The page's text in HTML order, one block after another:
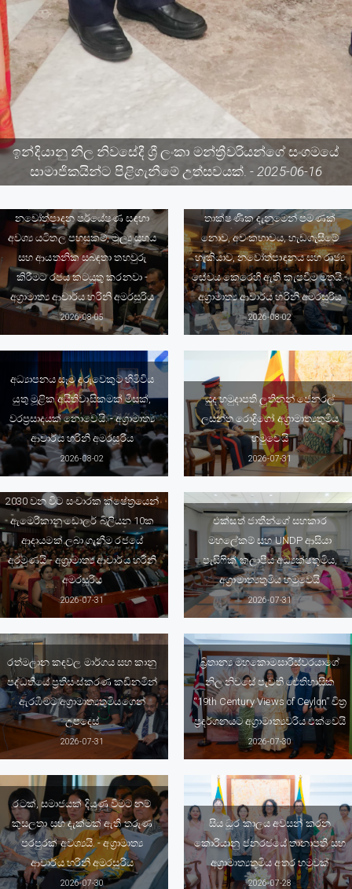
ඉන්දියානු නිල නිවසේදී ශ්‍රී ලංකා මන්ත්‍රීවරියන්ගේ සංගමයේ
සාමාජිකයින්ට පිළිගැනීමේ උත්සවයක්. -2025-06-16
නවෝත්පාදන පර්යේෂණ සඳහා
අවශ්‍ය යටිතල පහසුකම්, මූල්‍ය සහය
සහ ආයතනික සබඳතා තහවුරු
කිරීමට රජය කටයුතු කරනවා -
අග්‍රාමාත්‍ය ආචාර්ය හරිනි අමරසූරිය
2026-08-05
තාක්ෂණික දැනුමෙන් පමණක්
නොව, අවංකභාවය, හැඩගැසීමේ
හැකියාව, නවෝත්පාදනය සහ රාජ්‍ය
සේවය කෙරෙහි ඇති කැපවීම මතයි -
අග්‍රාමාත්‍ය ආචාර්ය හරිනි අමරසූරිය
2026-08-02
අධ්‍යාපනය සෑම දරුවෙකුට හිමිවිය
යුතු මූළික අයිතිවාසිකමක් මිසක්,
වරප්‍රසාදයක් නොවෙයි. - අග්‍රාමාත්‍ය
ආචාර්ය හරිනි අමරසූරිය
2026-08-02
යුද හමුදාපති ලුතිනන් ජෙනරල්
ලසන්ත රොද්‍රිගෝ අග්‍රාමාත්‍යතුමිය
හමුවෙයි
2026-07-31
2030 වන විට සංචාරක ක්ෂේත්‍රයෙන්
ඇමෙරිකානු ඩොලර් බිලියන 10ක
ආදායමක් ලබා ගැනීම රජයේ
අරමුණයි - අග්‍රාමාත්‍ය ආචාර්ය හරිනි
අමරසූරිය
2026-07-31
එක්සත් ජාතීන්ගේ සහකාර
මහලේකම් සහ UNDP ආසියා
පැසිෆික් කලාපීය අධ්‍යක්ෂතුමිය,
අග්‍රාමාත්‍යතුමිය හමුවෙයි
2026-07-31
රත්මලාන කඳවල මාර්ගය සහ කානු
පද්ධතියේ ප්‍රතිසංස්කරණ කඩිනමින්
ඇරඹීමට අග්‍රාමාත්‍යතුමියගෙන්
උපදෙස්
2026-07-31
බ්‍රිතාන්‍ය මහකොමසාරිස්වරයාගේ
නිල නිවසේ පැවති ඓතිහාසික
“19th Century Views of Ceylon” චිත්‍ර
ප්‍රදර්ශනයට අග්‍රාමාත්‍යවරිය එක්වෙයි
2026-07-30
රටක්, සමාජයක් දියුණු වීමට නම්
කුසලතා සහ දැක්මක් ඇති තරුණ
පරපුරක් අවශ්‍යයි. - අග්‍රාමාත්‍ය
ආචාර්ය හරිනි අමරසූරිය
2026-07-30
සිය ධූර කාලය අවසන් කරන
කොරියානු ජනරජයේ තානාපති සහ
අග්‍රාමාත්‍යතුමිය අතර හමුවක්
2026-07-28